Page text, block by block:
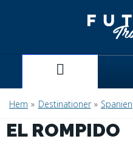
Hem » Destinationer » Spanien
EL ROMPIDO